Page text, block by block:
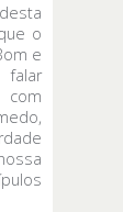
o
e